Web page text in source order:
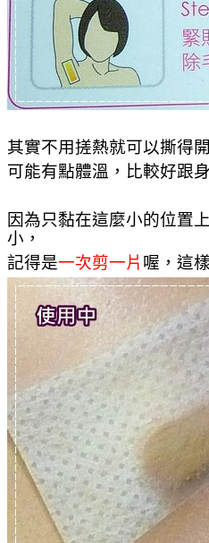
其實不用搓熱就可以撕得
可能有點體溫，比較好跟
因為只黏在這麼小的位置
小，
記得是一次剪一片喔，這